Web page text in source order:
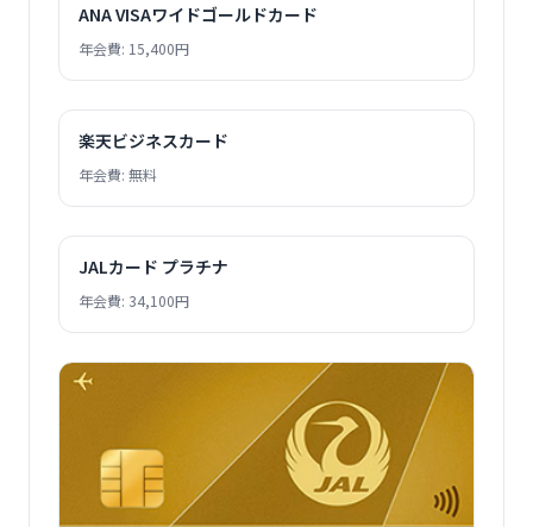
ANA VISAワイドゴールドカード
年会費: 15,400円
楽天ビジネスカード
年会費: 無料
JALカード プラチナ
年会費: 34,100円